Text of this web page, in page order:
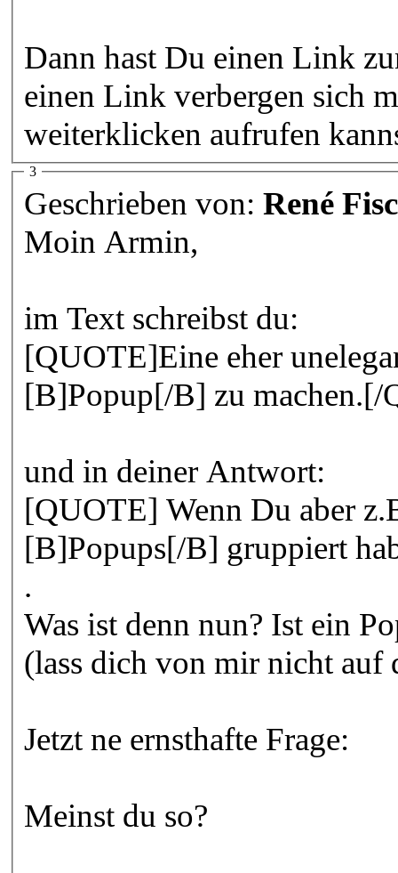
Dann hast Du einen Link
einen Link verbergen sich
weiterklicken aufrufen
3
Geschrieben von: René
Moin Armin,
im Text schreibst du:
[QUOTE]Eine eher
[B]Popup[/B] zu
und in deiner Antwort:
[QUOTE] Wenn Du aber
[B]Popups[/B] gruppiert
.
Was ist denn nun? Ist ein
(lass dich von mir nicht auf
Jetzt ne ernsthafte Frage:
Meinst du so?